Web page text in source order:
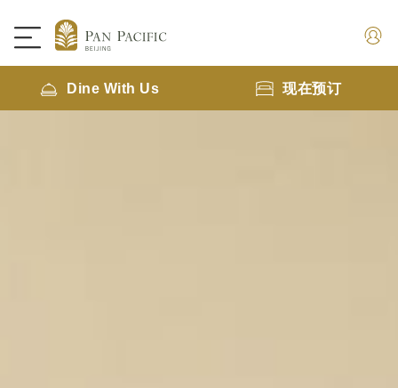
Dine With Us 现在预订